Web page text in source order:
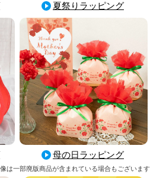
夏祭りラッピング
母の日ラッピング
は一部廃版商品が含まれている場合もございます